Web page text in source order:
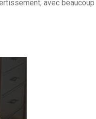
avec beaucoup